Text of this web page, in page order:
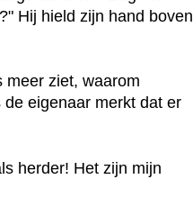
Hij hield zijn hand boven
meer ziet, waarom
eigenaar merkt dat er
herder! Het zijn mijn